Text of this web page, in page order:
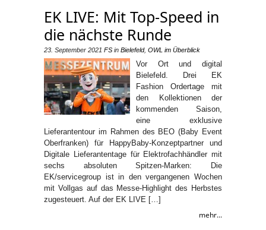
EK LIVE: Mit Top-Speed in
die nächste Runde
23. September 2021 FS in Bielefeld, OWL im Überblick
Vor Ort und digital
Bielefeld. Drei EK
Fashion Ordertage mit
den Kollektionen der
kommenden Saison,
eine exklusive
Lieferantentour im Rahmen des BEO (Baby Event
Oberfranken) für HappyBaby-Konzeptpartner und
Digitale Lieferantentage für Elektrofachhändler mit
sechs absoluten Spitzen-Marken: Die
EK/servicegroup ist in den vergangenen Wochen
mit Vollgas auf das Messe-Highlight des Herbstes
zugesteuert. Auf der EK LIVE […]
mehr...